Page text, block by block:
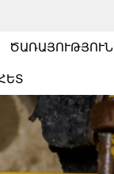
ԾԱՌԱՅՈՒԹՅՈՒՆ